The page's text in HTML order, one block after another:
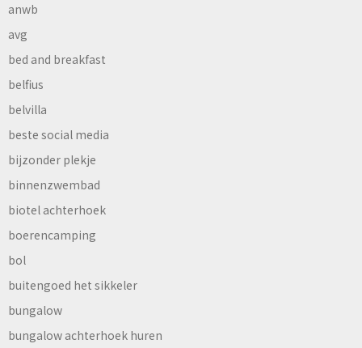
anwb
avg
bed and breakfast
belfius
belvilla
beste social media
bijzonder plekje
binnenzwembad
biotel achterhoek
boerencamping
bol
buitengoed het sikkeler
bungalow
bungalow achterhoek huren